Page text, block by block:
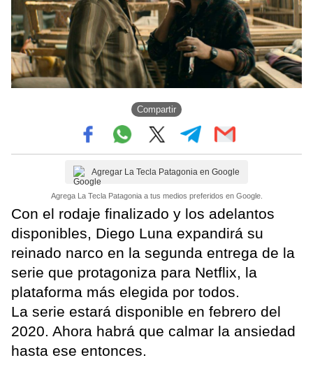
Compartir
Agregar La Tecla Patagonia en Google
Agrega La Tecla Patagonia a tus medios preferidos en Google.
Con el rodaje finalizado y los adelantos
disponibles, Diego Luna expandirá su
reinado narco en la segunda entrega de la
serie que protagoniza para Netflix, la
plataforma más elegida por todos.
La serie estará disponible en febrero del
2020. Ahora habrá que calmar la ansiedad
hasta ese entonces.